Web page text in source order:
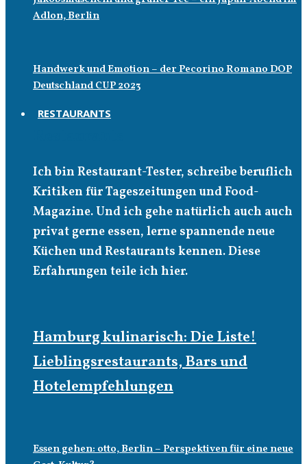
Adlon, Berlin
Handwerk und Emotion – der Pecorino Romano DOP
Deutschland CUP 2023
RESTAURANTS
Ich bin Restaurant-Tester, schreibe beruflich
Kritiken für Tageszeitungen und Food-
Magazine. Und ich gehe natürlich auch auch
privat gerne essen, lerne spannende neue
Küchen und Restaurants kennen. Diese
Erfahrungen teile ich hier.
Hamburg kulinarisch: Die Liste!
Lieblingsrestaurants, Bars und
Hotelempfehlungen
Essen gehen: otto, Berlin – Perspektiven für eine neue